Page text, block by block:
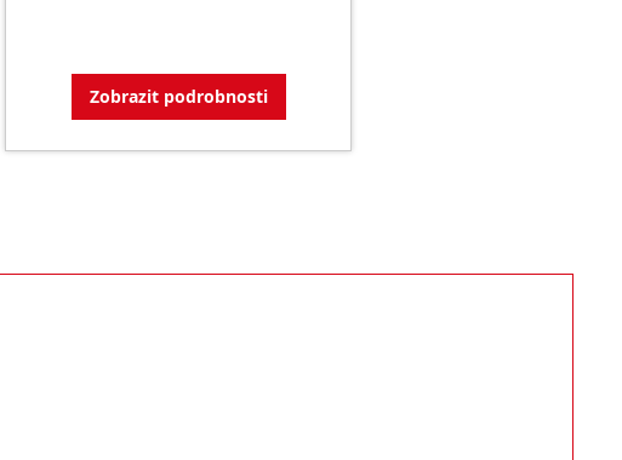
Zobrazit podrobnosti